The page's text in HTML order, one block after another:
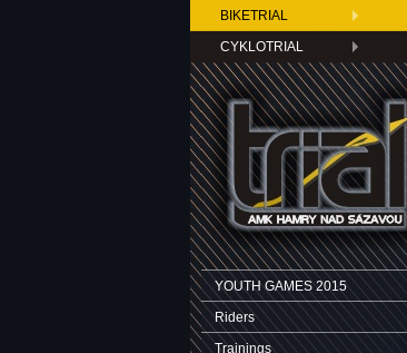
BIKETRIAL
CYKLOTRIAL
YOUTH GAMES 2015
Riders
Trainings